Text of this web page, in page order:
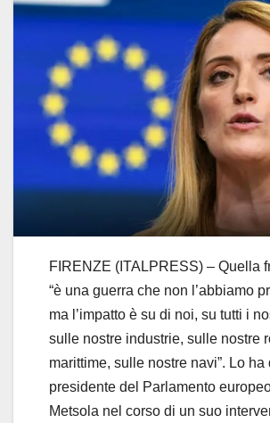
FIRENZE (ITALPRESS) – Quella
“è una guerra che non l’abbiamo
ma l’impatto è su di noi, su tutti i
sulle nostre industrie, sulle nostre
marittime, sulle nostre navi”. Lo ha
presidente del Parlamento
Metsola nel corso di un suo